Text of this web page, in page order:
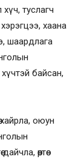
туслагч
хаана
шаардлага
байсан,
хайрла, оюун
өөртөө